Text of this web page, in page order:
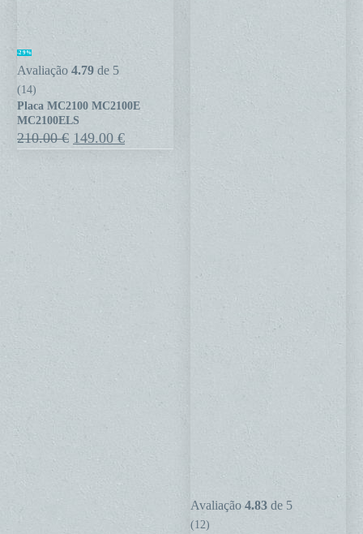
Placa
MC2100
MC2100E
MC2100ELS
-29%
Avaliação 4.79 de 5
(14)
Placa MC2100 MC2100E
MC2100ELS
210.00€ O
preço
149.00 €O
preço
Tapete
para
Avaliação 4.83de 5
(12)